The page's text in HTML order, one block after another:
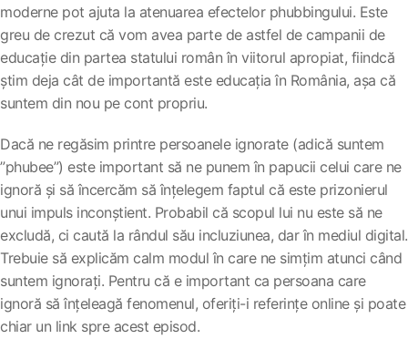
moderne pot ajuta la atenuarea efectelor phubbingului. Este
greu de crezut că vom avea parte de astfel de campanii de
educație din partea statului român în viitorul apropiat, fiindcă
știm deja cât de importantă este educația în România, așa că
suntem din nou pe cont propriu.
Dacă ne regăsim printre persoanele ignorate (adică suntem
”phubee”) este important să ne punem în papucii celui care ne
ignoră și să încercăm să înțelegem faptul că este prizonierul
unui impuls inconștient. Probabil că scopul lui nu este să ne
excludă, ci caută la rândul său incluziunea, dar în mediul digital.
Trebuie să explicăm calm modul în care ne simțim atunci când
suntem ignorați. Pentru că e important ca persoana care
ignoră să înțeleagă fenomenul, oferiți-i referințe online și poate
chiar un link spre acest episod.